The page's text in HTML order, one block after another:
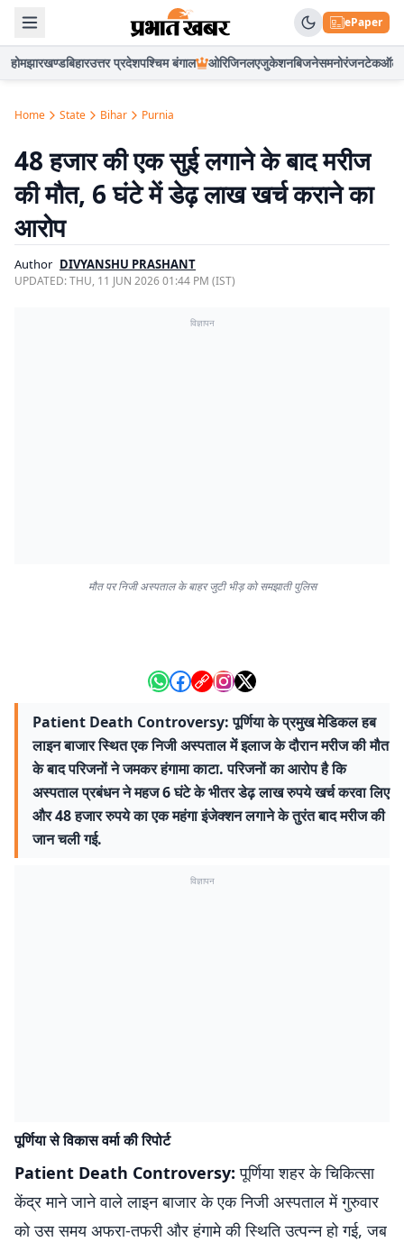
ePaper
होमझारखण्डबिहारउत्तर प्रदेशपश्चिम बंगाल ओरिजिनलएजुकेशनबिजनेसमनोरंजनटेकऑटो
Home State Bihar Purnia
48 हजार की एक सुई लगाने के बाद मरीज
की मौत, 6 घंटे में डेढ़ लाख खर्च कराने का
आरोप
Author DIVYANSHU PRASHANT
UPDATED:THU, 11 JUN 2026 01:44 PM (IST)
विज्ञापन
मौत पर निजी अस्पताल के बाहर जुटी भीड़ को समझाती पुलिस
Patient Death Controversy: पूर्णिया के प्रमुख मेडिकल हब
लाइन बाजार स्थित एक निजी अस्पताल में इलाज के दौरान मरीज की मौत
के बाद परिजनों ने जमकर हंगामा काटा. परिजनों का आरोप है कि
अस्पताल प्रबंधन ने महज 6 घंटे के भीतर डेढ़ लाख रुपये खर्च करवा लिए
और 48 हजार रुपये का एक महंगा इंजेक्शन लगाने के तुरंत बाद मरीज की
जान चली गई.
विज्ञापन
पूर्णिया से विकास वर्मा की रिपोर्ट
Patient Death Controversy: पूर्णिया शहर के चिकित्सा
केंद्र माने जाने वाले लाइन बाजार के एक निजी अस्पताल में गुरुवार
को उस समय अफरा-तफरी और हंगामे की स्थिति उत्पन्न हो गई, जब